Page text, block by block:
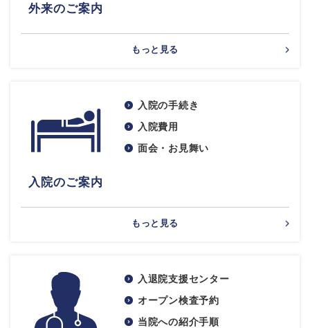
外来のご案内
もっと見る
入院のご案内
入院の手続き
入院費用
面会・お見舞い
もっと見る
入退院支援センター
オープン検査予約
当院への紹介手順